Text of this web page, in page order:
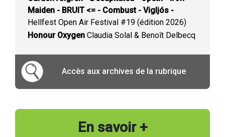
Maiden - BRUIT <= - Combust - Vigljós -
Hellfest Open Air Festival #19 (édition 2026)
Honour Oxygen Claudia Solal & Benoît Delbecq
Accès aux archives de la rubrique
En savoir +